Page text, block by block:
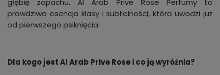
głębię zapachu. Al Arab Prive Rose Perfumy to
prawdziwa esencja klasy i subtelności, która uwodzi już
od pierwszego psiknięcia.
Dla kogo jest Al Arab Prive Rose i co ją wyróżnia?